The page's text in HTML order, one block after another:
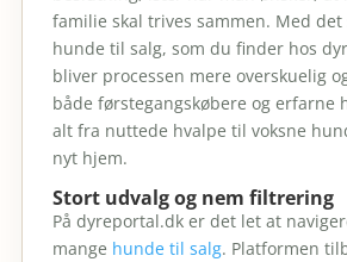
familie skal trives sammen. Med
hunde til salg, som du finder hos
bliver processen mere overskuelig
både førstegangskøbere og erfarne
alt fra nuttede hvalpe til voksne
nyt hjem.
Stort udvalg og nem filtrering
På dyreportal.dk er det let at
mange hunde til salg. Platformen